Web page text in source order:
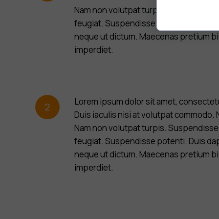
Nam non volutpat turpis. Suspendisse
feugiat. Suspendisse potenti. Duis
neque ut dictum. Maecenas pretium
imperdiet.
2
Lorem ipsum dolor sit amet,
Duis iaculis nisi at volutpat commodo.
Nam non volutpat turpis.
feugiat. Suspendisse potenti. Duis
neque ut dictum. Maecenas pretium
imperdiet.